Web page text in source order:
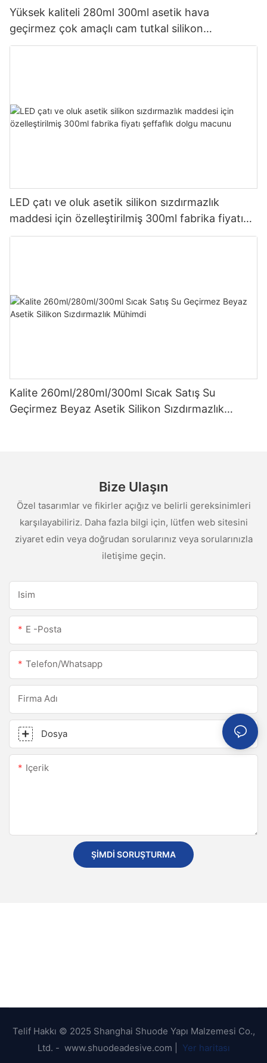
Yüksek kaliteli 280ml 300ml asetik hava
geçirmez çok amaçlı cam tutkal silikon
sızdırmazlık maddesi mutfak için
LED çatı ve oluk asetik silikon sızdırmazlık
maddesi için özelleştirilmiş 300ml fabrika fiyatı
şeffaflık dolgu macunu
Kalite 260ml/280ml/300ml Sıcak Satış Su
Geçirmez Beyaz Asetik Silikon Sızdırmazlık
Bize Ulaşın
Özel tasarımlar ve fikirler açığız ve belirli gereksinimleri
karşılayabiliriz. Daha fazla bilgi için, lütfen web sitesini
ziyaret edin veya doğrudan sorularınız veya sorularınızla
iletişime geçin.
Isim
E -posta
Telefon/whatsapp
Firma Adı
Dosya
Içerik
ŞIMDI SORUŞTURMA
Telif Hakkı © 2025 Shanghai Shuode Yapı Malzemesi Co.,
Ltd. - www.shuodeadesive.com |
Yer haritası